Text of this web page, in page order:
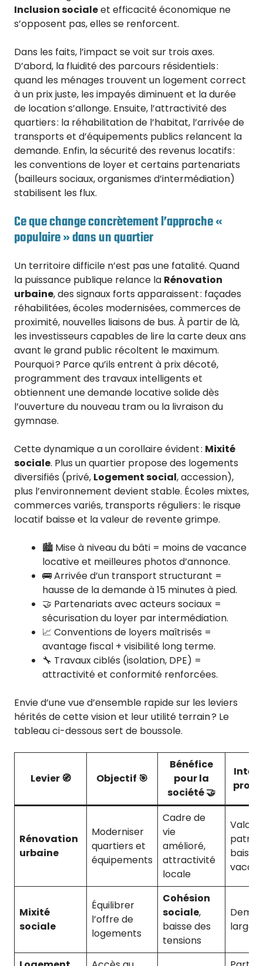
Inclusion socialeet efficacité économique ne
s’opposent pas, elles se renforcent.
Dans les faits, l’impact se voit sur trois axes.
D’abord, la fluidité des parcours résidentiels :
quand les ménages trouvent un logement correct
à un prix juste, les impayés diminuent et la durée
de location s’allonge. Ensuite, l’attractivité des
quartiers : la réhabilitation de l’habitat, l’arrivée de
transports et d’équipements publics relancent la
demande. Enfin, la sécurité des revenus locatifs :
les conventions de loyer et certains partenariats
(bailleurs sociaux, organismes d’intermédiation)
stabilisent les flux.
Ce que change concrètement l’approche «
populaire » dans un quartier
Un territoire difficile n’est pas une fatalité. Quand
la puissance publique relance la Rénovation
urbaine, des signaux forts apparaissent : façades
réhabilitées, écoles modernisées, commerces de
proximité, nouvelles liaisons de bus. À partir de là,
les investisseurs capables de lire la carte deux ans
avant le grand public récoltent le maximum.
Pourquoi ? Parce qu’ils entrent à prix décoté,
programment des travaux intelligents et
obtiennent une demande locative solide dès
l’ouverture du nouveau tram ou la livraison du
gymnase.
Cette dynamique a un corollaire évident : Mixité
sociale. Plus un quartier propose des logements
diversifiés (privé, Logement social, accession),
plus l’environnement devient stable. Écoles mixtes,
commerces variés, transports réguliers : le risque
locatif baisse et la valeur de revente grimpe.
🏙️ Mise à niveau du bâti = moins de vacance
locative et meilleures photos d’annonce.
🚌 Arrivée d’un transport structurant =
hausse de la demande à 15 minutes à pied.
🤝 Partenariats avec acteurs sociaux =
sécurisation du loyer par intermédiation.
📈 Conventions de loyers maîtrisés =
avantage fiscal + visibilité long terme.
🔧 Travaux ciblés (isolation, DPE) =
attractivité et conformité renforcées.
Envie d’une vue d’ensemble rapide sur les leviers
hérités de cette vision et leur utilité terrain ? Le
tableau ci-dessous sert de boussole.
Levier 🧭 Objectif 🎯
Bénéfice
pour la
société 🤝
Rénovation
urbaine
Moderniser
quartiers et
équipements
Cadre de
vie
amélioré,
attractivité
locale
baisse
Mixité
sociale
Équilibrer
l’offre de
logements
Cohésion
sociale,
baisse des
tensions
large